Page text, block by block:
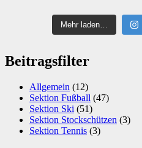
Mehr laden…
Beitragsfilter
Allgemein (12)
Sektion Fußball (47)
Sektion Ski (51)
Sektion Stockschützen (3)
Sektion Tennis (3)